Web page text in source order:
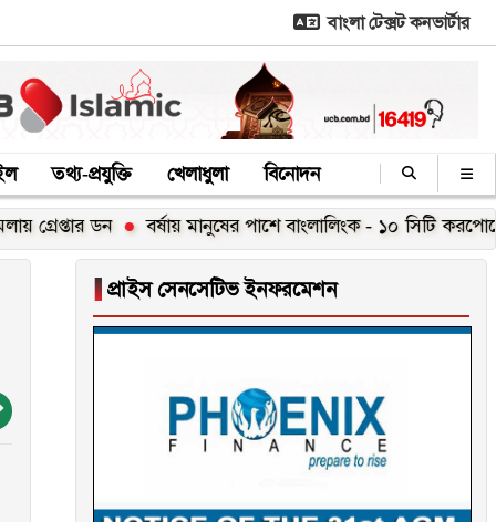
বাংলা টেক্সট কনভার্টার
তথ্য-প্রযুক্তি খেলাধুলা বিনোদন
ডন বর্ষায় মানুষের পাশে বাংলালিংক - ১০ সিটি করপোরেশনে
▐ প্রাইস সেনসেটিভ ইনফরমেশন